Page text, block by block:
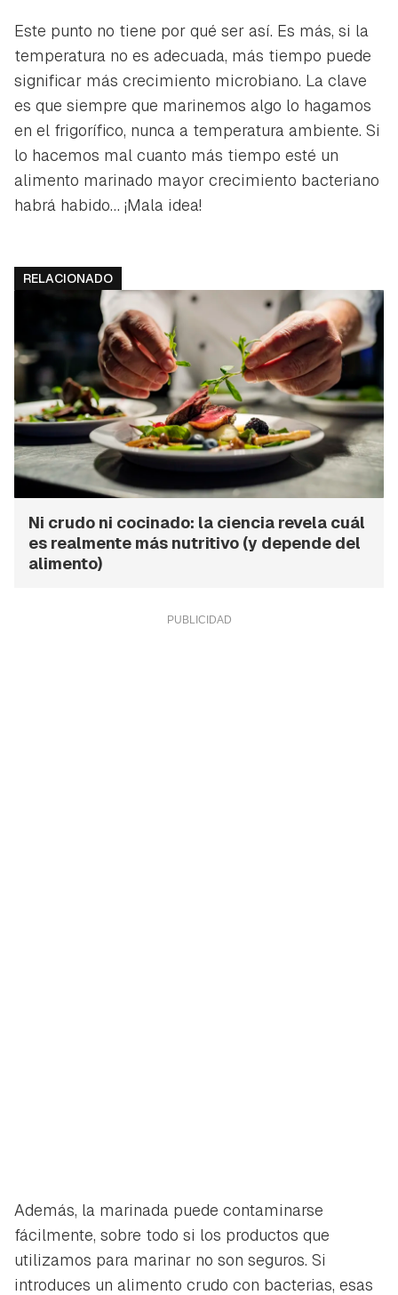
Este punto no tiene por qué ser así. Es más, si la
temperatura no es adecuada, más tiempo puede
significar más crecimiento microbiano. La clave
es que siempre que marinemos algo lo hagamos
en el frigorífico, nunca a temperatura ambiente. Si
lo hacemos mal cuanto más tiempo esté un
alimento marinado mayor crecimiento bacteriano
habrá habido… ¡Mala idea!
RELACIONADO
Ni crudo ni cocinado: la ciencia revela cuál
es realmente más nutritivo (y depende del
alimento)
Además, la marinada puede contaminarse
fácilmente, sobre todo si los productos que
utilizamos para marinar no son seguros. Si
introduces un alimento crudo con bacterias, esas